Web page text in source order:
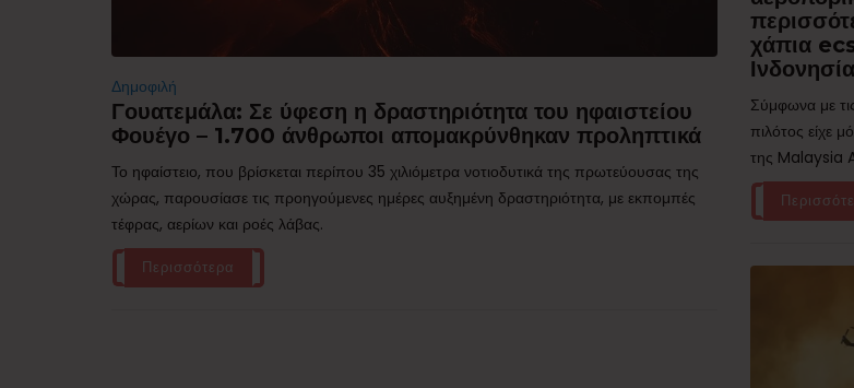
Δημοφιλή
Γουατεμάλα: Σε ύφεση η δραστηριότητα του ηφαιστείου
Φουέγο – 1.700 άνθρωποι απομακρύνθηκαν προληπτικά
Το ηφαίστειο, που βρίσκεται περίπου 35 χιλιόμετρα νοτιοδυτικά της πρωτεύουσας της
χώρας, παρουσίασε τις προηγούμενες ημέρες αυξημένη δραστηριότητα, με εκπομπές
τέφρας, αερίων και ροές λάβας.
Περισσότερα
χάπια
Ινδονησία
Σύμφωνα με
πιλότος είχε
της Malaysia